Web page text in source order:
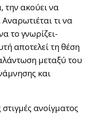
την ακούει να
Αναρωτιέται τι να
το γνωρίζει-
αποτελεί τη θέση
μεταξύ του
και
ανοίγματος